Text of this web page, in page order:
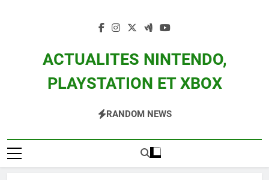
ACTUALITES NINTENDO,
PLAYSTATION ET XBOX
Zelda, Splatoon, Pokemon Entre Autres
RANDOM NEWS